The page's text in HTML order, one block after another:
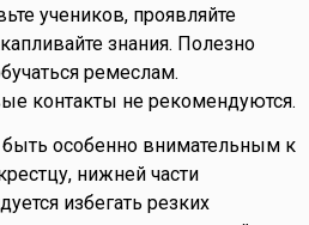
учеников, проявляйте
знания. Полезно
ремеслам.
контакты не рекомендуются.
особенно внимательным к
нижней части
избегать резких